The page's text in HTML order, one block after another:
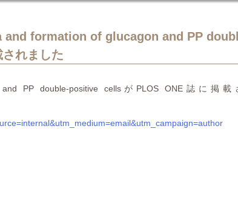
formation of glucagon and PP
れました
and PP double-positive cellsがPLOS ONE誌に掲